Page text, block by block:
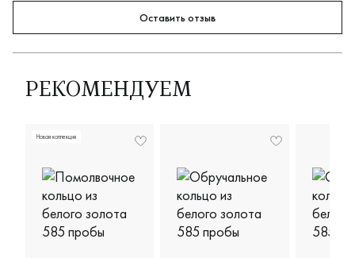
Оставить отзыв
РЕКОМЕНДУЕМ
Новая коллекция